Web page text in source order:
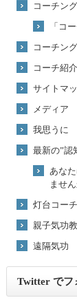
コーチン
「コ
コーチン
コーチ紹介
サイトマ
メディア
我思うに
最新の”認
あな
ませ
灯台コー
親子気功
遠隔気功
Twitter でフ